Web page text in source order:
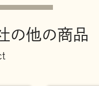
の他の商品